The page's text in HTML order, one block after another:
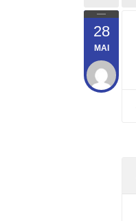
28
MAI